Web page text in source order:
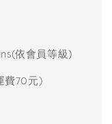
依會員等級)
費70元)